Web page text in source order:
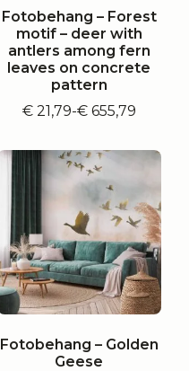
Fotobehang – Forest
motif – deer with
antlers among fern
leaves on concrete
pattern
€21,79-€655,79
Prijsklasse:
tot
€ 655,79
Fotobehang – Golden
Geese